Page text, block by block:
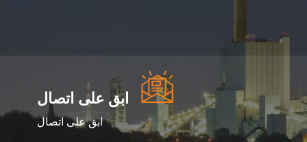
ابق على اتصال
ابق على اتصال